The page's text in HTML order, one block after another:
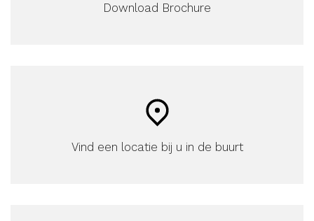
Download Brochure
Vind een locatie bij u in de buurt